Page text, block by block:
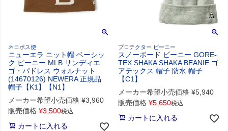
ネコポス便
ニューエラ ニット帽 ベーシッ
ク ビーニー MLB サンディエ
ゴ・パドレス ウォルナット
(14670126) NEWERA 正規品
帽子【K1】【N1】
メーカー希望小売価格 ¥3,960
販売価格 ¥3,500税込
カートに入れる
プロテクター ビーニー
スノーボード ビーニー GORE-
TEX SHAKA SHAKA BEANIE ゴ
アテックス 帽子 防水 帽子
【C1】
メーカー希望小売価格 ¥5,940
販売価格 ¥5,650税込
カートに入れる